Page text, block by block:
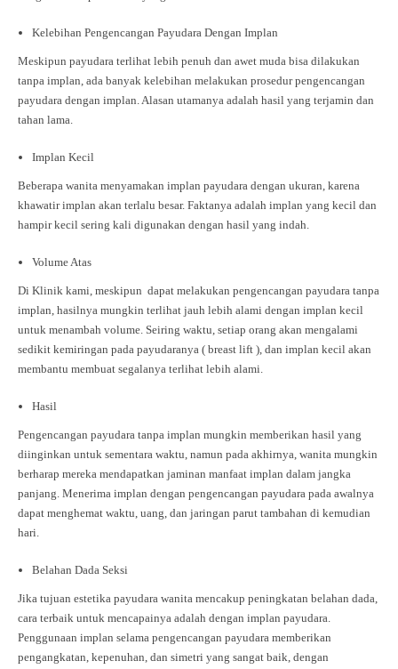
Kelebihan Pengencangan Payudara Dengan Implan
Meskipun payudara terlihat lebih penuh dan awet muda bisa dilakukan
tanpa implan, ada banyak kelebihan melakukan prosedur pengencangan
payudara dengan implan. Alasan utamanya adalah hasil yang terjamin dan
tahan lama.
Implan Kecil
Beberapa wanita menyamakan implan payudara dengan ukuran, karena
khawatir implan akan terlalu besar. Faktanya adalah implan yang kecil dan
hampir kecil sering kali digunakan dengan hasil yang indah.
Volume Atas
Di Klinik kami, meskipun dapat melakukan pengencangan payudara tanpa
implan, hasilnya mungkin terlihat jauh lebih alami dengan implan kecil
untuk menambah volume. Seiring waktu, setiap orang akan mengalami
sedikit kemiringan pada payudaranya ( breast lift ), dan implan kecil akan
membantu membuat segalanya terlihat lebih alami.
Hasil
Pengencangan payudara tanpa implan mungkin memberikan hasil yang
diinginkan untuk sementara waktu, namun pada akhirnya, wanita mungkin
berharap mereka mendapatkan jaminan manfaat implan dalam jangka
panjang. Menerima implan dengan pengencangan payudara pada awalnya
dapat menghemat waktu, uang, dan jaringan parut tambahan di kemudian
hari.
Belahan Dada Seksi
Jika tujuan estetika payudara wanita mencakup peningkatan belahan dada,
cara terbaik untuk mencapainya adalah dengan implan payudara.
Penggunaan implan selama pengencangan payudara memberikan
pengangkatan, kepenuhan, dan simetri yang sangat baik, dengan